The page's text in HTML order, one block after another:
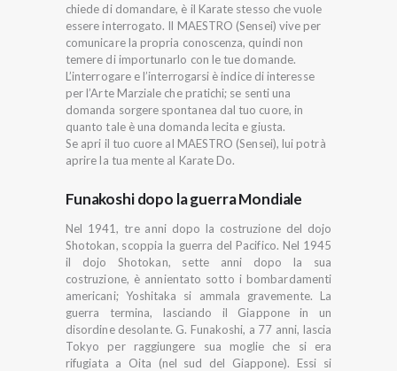
chiede di domandare, è il Karate stesso che vuole
essere interrogato. Il MAESTRO (Sensei) vive per
comunicare la propria conoscenza, quindi non
temere di importunarlo con le tue domande.
L’interrogare e l’interrogarsi è indice di interesse
per l’Arte Marziale che pratichi; se senti una
domanda sorgere spontanea dal tuo cuore, in
quanto tale è una domanda lecita e giusta.
Se apri il tuo cuore al MAESTRO (Sensei), lui potrà
aprire la tua mente al Karate Do.
Funakoshi dopo la guerra Mondiale
Nel 1941, tre anni dopo la costruzione del dojo
Shotokan, scoppia la guerra del Pacifico. Nel 1945
il dojo Shotokan, sette anni dopo la sua
costruzione, è annientato sotto i bombardamenti
americani; Yoshitaka si ammala gravemente. La
guerra termina, lasciando il Giappone in un
disordine desolante. G. Funakoshi, a 77 anni, lascia
Tokyo per raggiungere sua moglie che si era
rifugiata a Oita (nel sud del Giappone). Essi si